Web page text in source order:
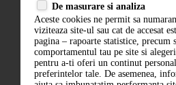
Politica de
ANPC
De masurare si analiza
Aceste cookies ne permit sa
viziteaza site-ul sau cat de accesat
pagina – rapoarte statistice, precum
comportamentul tau pe site si
pentru a-ti oferi un continut
preferintelor tale. De asemenea,